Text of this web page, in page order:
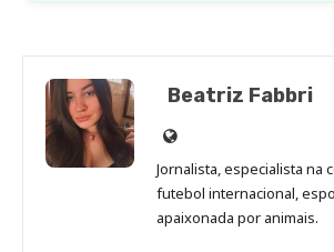
Beatriz Fabbri
Site
de
Beatriz
Fabbri
Jornalista, especialista na
futebol internacional,
apaixonada por animais.